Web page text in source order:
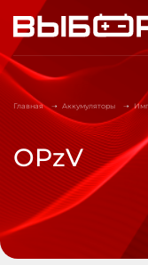
Перейти к
Главная Аккумуляторы
OPzV